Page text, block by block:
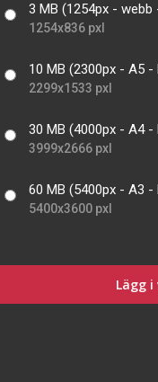
3 MB (1254px - webb
1254x836 pxl
10 MB (2300px - A5 -
2299x1533 pxl
30 MB (4000px - A4 -
3999x2666 pxl
60 MB (5400px - A3 -
5400x3600 pxl
Lägg